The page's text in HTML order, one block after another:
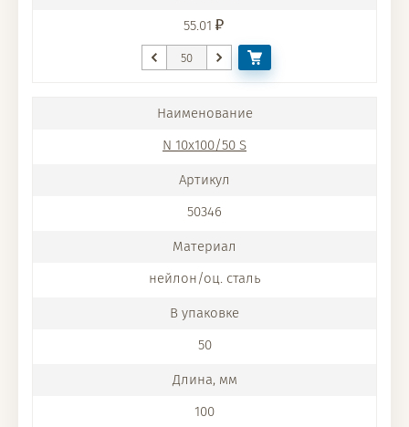
55.01
N 10x100/50 S
50346
нейлон/оц. сталь
50
100